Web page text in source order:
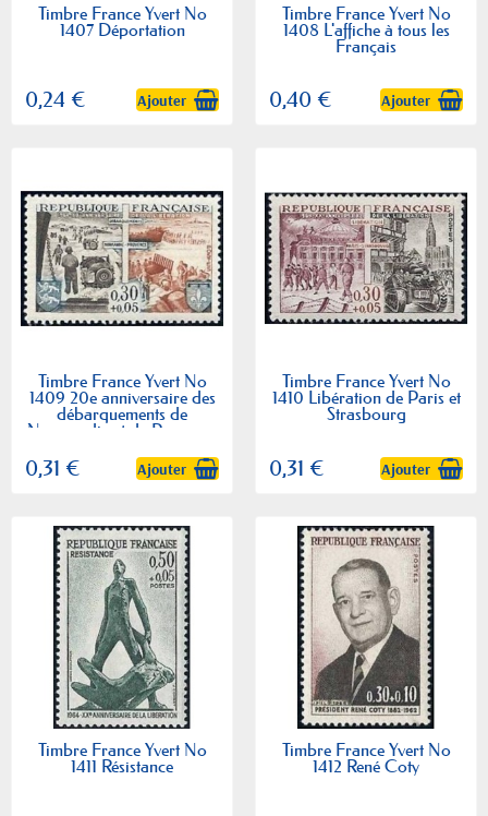
Timbre France Yvert No
1407 Déportation
0,24 € Ajouter
Timbre France Yvert No
1408 L'affiche à tous les
Français
0,40 € Ajouter
Timbre France Yvert No
1409 20e anniversaire des
débarquements de
Normandie et de Provence
0,31 € Ajouter
Timbre France Yvert No
1410 Libération de Paris et
Strasbourg
0,31 € Ajouter
Timbre France Yvert No
1411 Résistance
Timbre France Yvert No
1412 René Coty